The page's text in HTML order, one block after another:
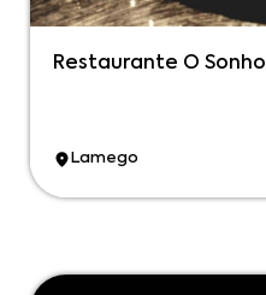
Restaurante O Sonho
Lamego